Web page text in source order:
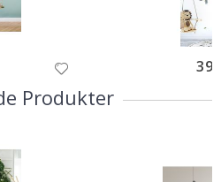
Produkter